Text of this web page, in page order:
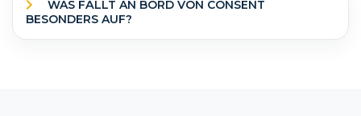
BESONDERS AUF?